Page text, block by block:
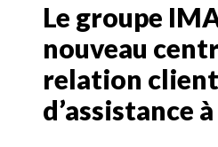
Le groupe
nouveau
relation client
d’assistance